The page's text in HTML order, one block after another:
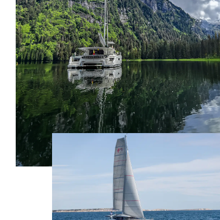
ESPACES DE
CONVIVIALITÉ
SURFACE HABITABLE
COCKPIT/CARRÉ
31.2m² 35.5m²
SURFACE HABITABLE CABINE
PROPRIÉTAIRE
14m² 15m²
SURFACE HABITABLE ESPACE
LOUNGE FLY
3.8m²
Table
10.7m²
Bain de soleil
Oui
Table